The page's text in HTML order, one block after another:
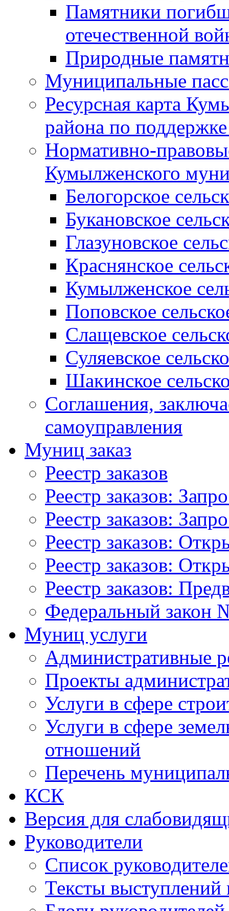
Памятники
отечественной
Природные
Муниципальные
Ресурсная карта
района по
Нормативно-
Кумылженского
Белогорское
Букановское
Глазуновское
Краснянское
Кумылженское
Поповское
Слащевское
Суляевское
Шакинское
Соглашения,
самоуправления
Муниц заказ
Реестр заказов
Реестр заказов:
Реестр заказов:
Реестр заказов:
Реестр заказов:
Реестр заказов:
Федеральный закон
Муниц услуги
Административные
Проекты
Услуги в сфере
Услуги в сфере
отношений
Перечень
КСК
Версия для
Руководители
Список
Тексты выступлений